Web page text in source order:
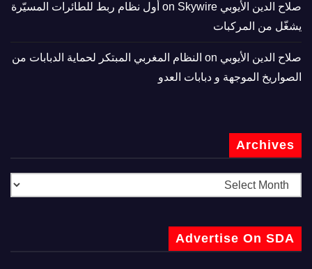
صلاح الدين الأيوبي
Skywire أول نظام ربط للطائرات المسيّرة
يشغّل من المركبات
صلاح الدين الأيوبي
النظام المغربي المبتكر لحماية الدبابات من
الصواريخ الموجهة و دبابات العدو
Archives
Advertise On SDA